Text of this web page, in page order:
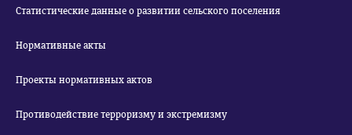
Статистические данные о развитии сельского поселения
Нормативные акты
Проекты нормативных актов
Противодействие терроризму и экстремизму